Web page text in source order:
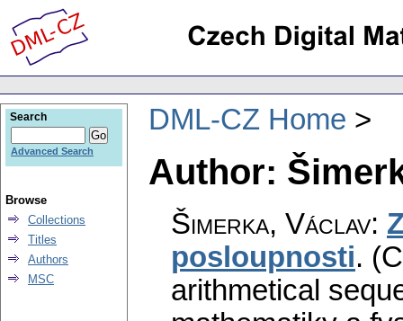
DML-CZ Home
Author:
Šimerka, Václav:
posloupnosti.
arithmetical
Search
Advanced Search
Browse
Collections
Titles
Authors
MSC